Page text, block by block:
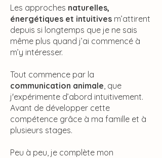
Les approches naturelles,
énergétiques et intuitives m’attirent
depuis si longtemps que je ne sais
même plus quand j’ai commencé à
m’y intéresser.
Tout commence par la
communication animale, que
j'expérimente d’abord intuitivement.
Avant de développer cette
compétence grâce à ma famille et à
plusieurs stages.
Peu à peu, je complète mon